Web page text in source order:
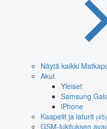
Näytä kaikki
Akut
Yleiset
Samsung
iPhone
Kaapelit ja laturit (45)
GSM-lukituksen